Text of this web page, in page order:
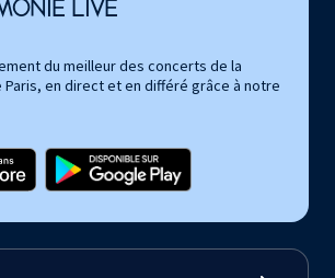
LIVE
du meilleur des concerts de la
Paris, en direct et en différé grâce à notre